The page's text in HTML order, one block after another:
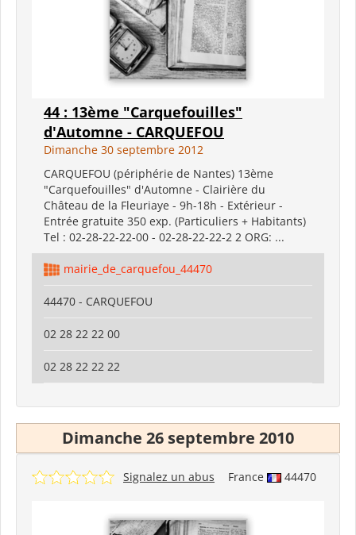
44 : 13ème "Carquefouilles"
d'Automne - CARQUEFOU
Dimanche 30 septembre 2012
CARQUEFOU (périphérie de Nantes) 13ème
"Carquefouilles" d'Automne - Clairière du
Château de la Fleuriaye - 9h-18h - Extérieur -
Entrée gratuite 350 exp. (Particuliers + Habitants)
Tel : 02-28-22-22-00 - 02-28-22-22-2 2 ORG: ...
mairie_de_carquefou_44470
44470 - CARQUEFOU
02 28 22 22 00
02 28 22 22 22
Dimanche 26 septembre 2010
France 44470
Signalez un abus